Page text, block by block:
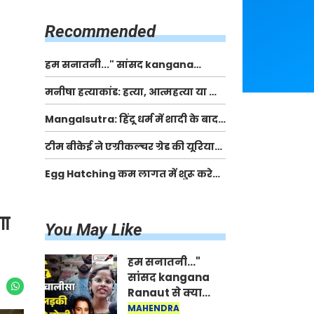
Recommended
हम सनातनी..." सांसद kangana
Ranaut से क्या बोली लड़की? Viral
Jantar-Mantar | CJP protest
मनीषा हत्याकांड: हत्या, आत्महत्या या कोई बड़ा राज?
| Full Story | Josh Haryana
Mangalsutra: हिंदू धर्म में शादी के बाद
मंगलसूत्र क्यों पहनती है महिलाएं, किसने
शुरु की ये परंपरा
टीम बीकेई ने एग्रीकल्चर ग्रेड की यूरिया
खाद गट्टों में बदलकर टेक्निकल ग्रेड में
बेचने वालों पर करवाई कार्रवाई:
Egg Hatching कम लागत में शुरू करे
You May Like
हम सनातनी..."
सांसद kangana
Ranaut से क्या
बोली लड़की? Viral
MAHENDRA